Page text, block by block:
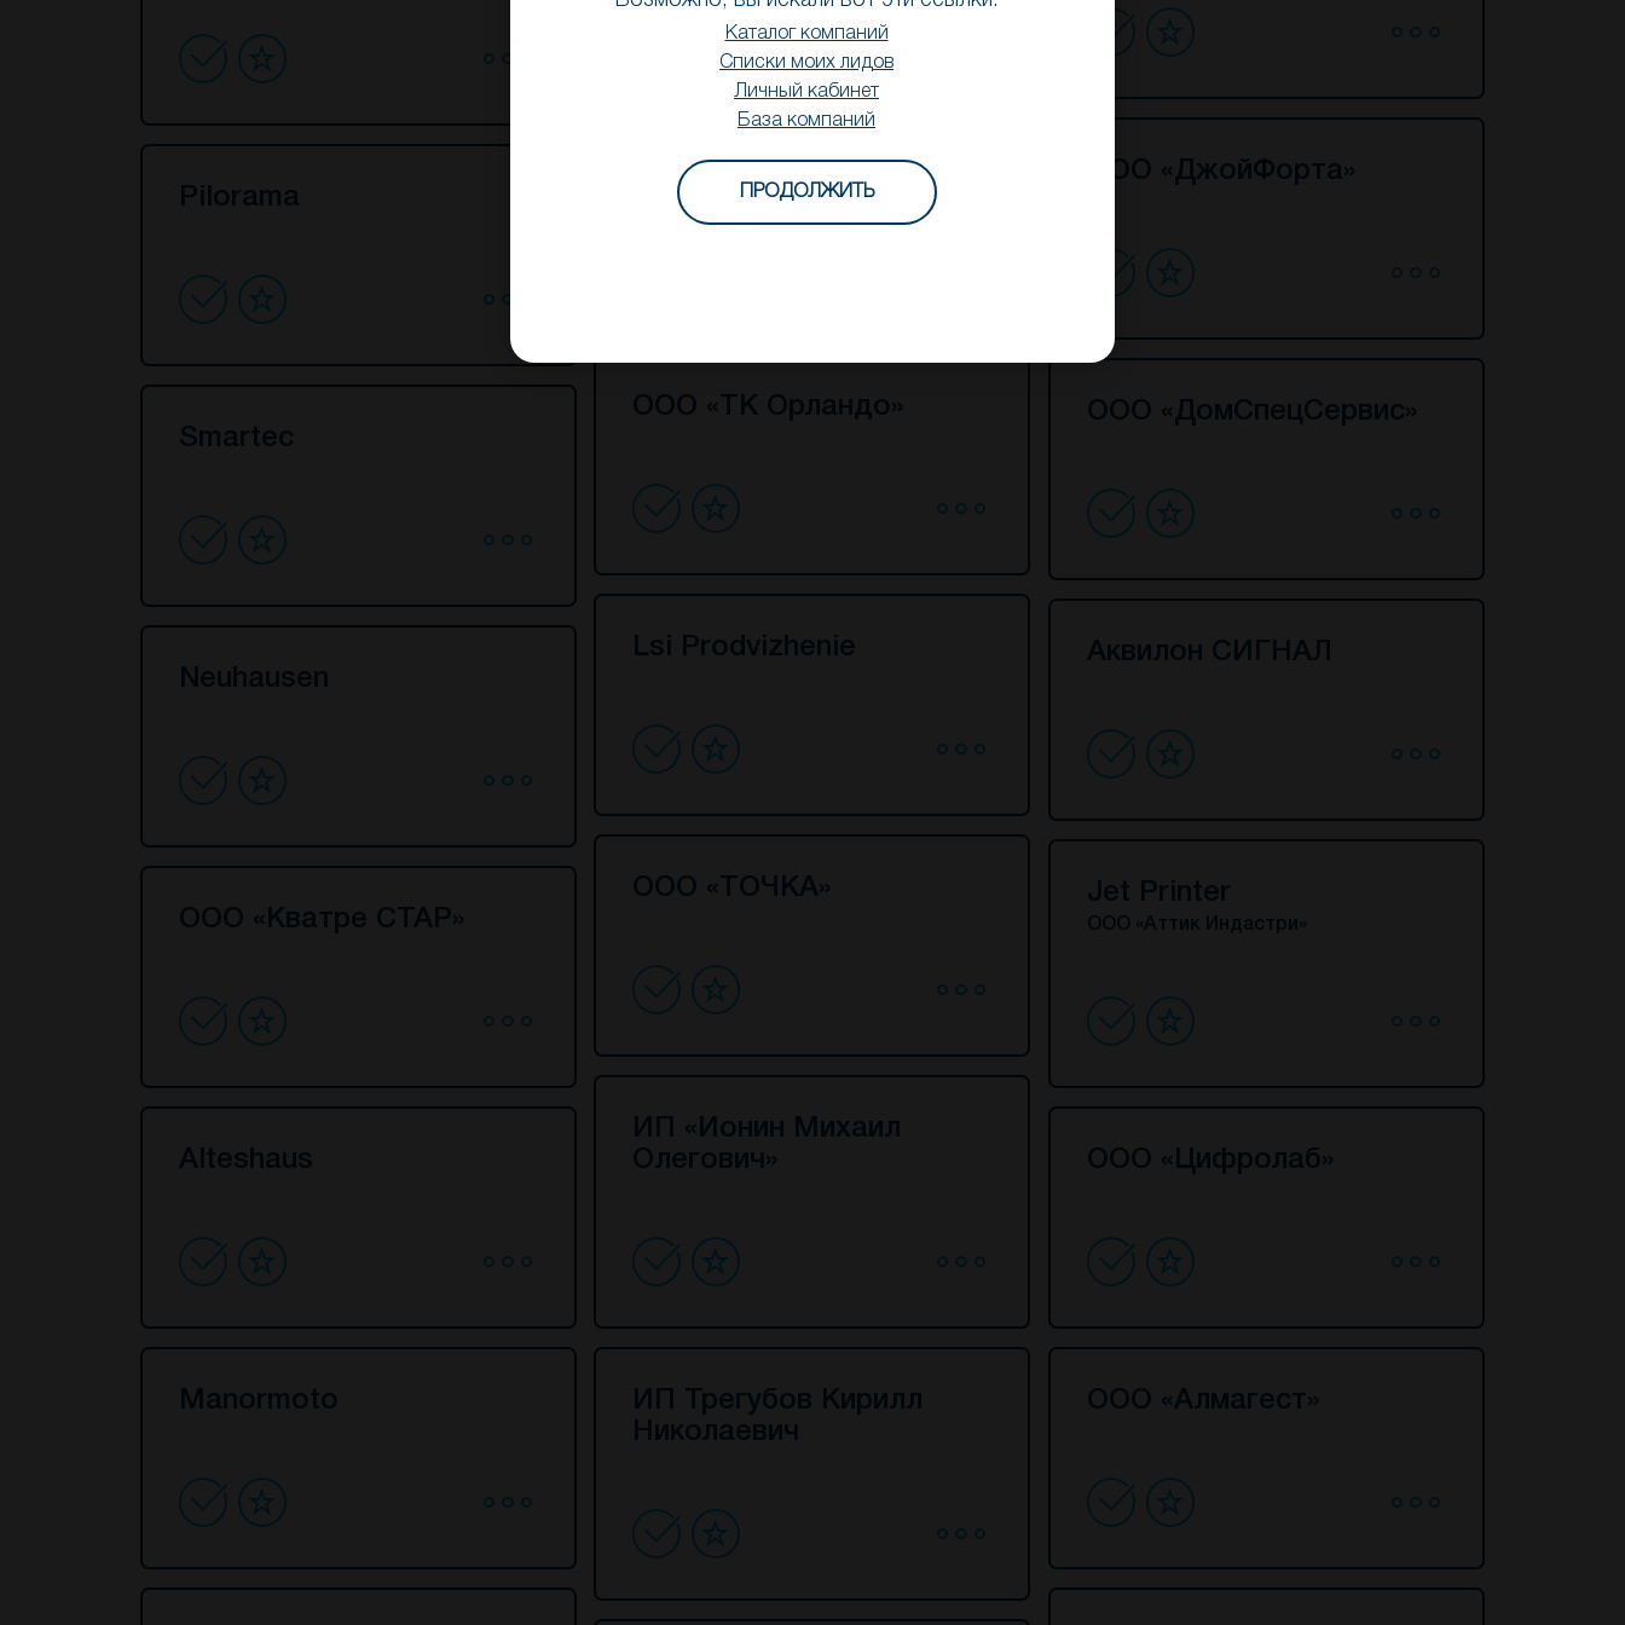
Pilorama
ООО «Техносфера» ООО «ДжойФорта»
Smartec
ООО «ТК Орландо» ООО «ДомСпецСервис»
Neuhausen
Lsi Prodvizhenie Аквилон СИГНАЛ
ООО «Кватре СТАР»
ООО «ТОЧКА» Jet Printer
ООО «Аттик Индастри»
Alteshaus
ИП «Ионин Михаил
Олегович»
ООО «Цифролаб»
Manormoto
ИП Трегубов Кирилл
Николаевич
ООО «Алмагест»
Каталог компаний
Списки моих лидов
Личный кабинет
База компаний
ПРОДОЛЖИТЬ